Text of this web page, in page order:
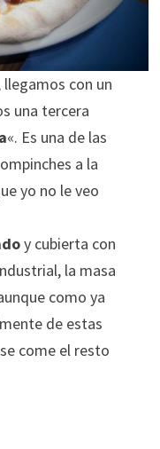
con un
una tercera
«. Es una de las
a la
yo no le veo
y cubierta con
la masa
como ya
de estas
come el resto